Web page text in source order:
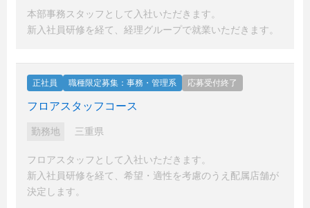
本部事務スタッフとして入社いただきます。
新入社員研修を経て、経理グループで就業いただきます。
正社員 職種限定募集：事務・管理系 応募受付終了
フロアスタッフコース
勤務地 三重県
フロアスタッフとして入社いただきます。
新入社員研修を経て、希望・適性を考慮のうえ配属店舗が
決定します。